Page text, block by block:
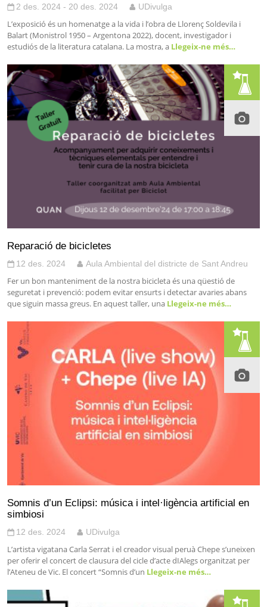
2 des. 2024 - 20 des. 2024 UDivulga
L’exposició és un homenatge a la vida i l’obra de Llorenç Soldevila i
Balart (Monistrol 1950 – Argentona 2022), docent, investigador i
estudiós de la literatura catalana. La mostra, a Llegeix-ne més…
Reparació de bicicletes
12 des. 2024 Aula Ambiental del districte de Sant Andreu
Fer un bon manteniment de la nostra bicicleta és una qüestió de
seguretat i prevenció: podem evitar ensurts i detectar avaries abans
que siguin massa greus. En aquest taller, una Llegeix-ne més…
Somnis d’un Eclipsi: música i intel·ligència artificial en
simbiosi
12 des. 2024 UDivulga
L’artista vigatana Carla Serrat i el creador visual peruà Chepe s’uneixen
per oferir el concert de clausura del cicle d’acte dIAlegs organitzat per
l’Ateneu de Vic. El concert “Somnis d’un Llegeix-ne més…